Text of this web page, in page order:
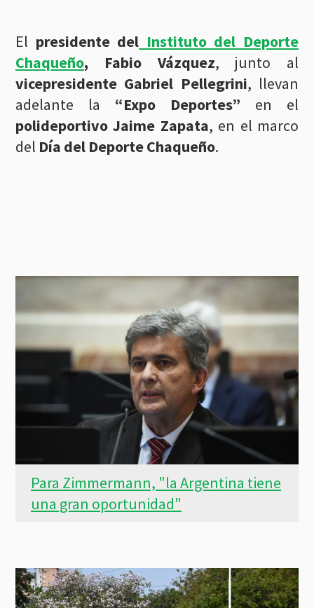
El presidente del Instituto del Deporte
Chaqueño, Fabio Vázquez, junto al
vicepresidente Gabriel Pellegrini, llevan
adelante la “Expo Deportes” en el
polideportivo Jaime Zapata, en el marco
del Día del Deporte Chaqueño.
Para Zimmermann, "la Argentina tiene
una gran oportunidad"